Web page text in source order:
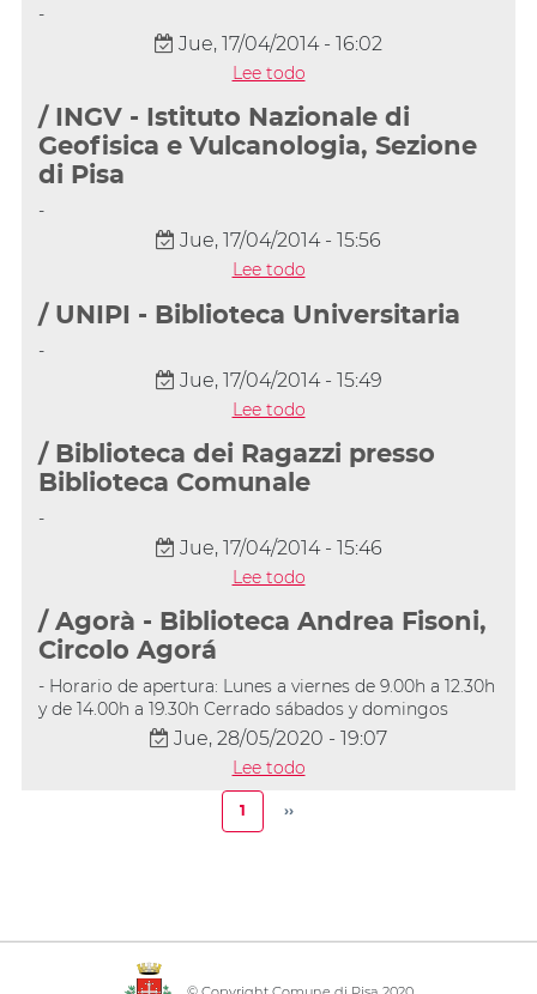
-
Jue, 17/04/2014 - 16:02
Lee todo
/ INGV - Istituto Nazionale di
Geofisica e Vulcanologia, Sezione
di Pisa
-
Jue, 17/04/2014 - 15:56
Lee todo
/ UNIPI - Biblioteca Universitaria
-
Jue, 17/04/2014 - 15:49
Lee todo
/ Biblioteca dei Ragazzi presso
Biblioteca Comunale
-
Jue, 17/04/2014 - 15:46
Lee todo
/ Agorà - Biblioteca Andrea Fisoni,
Circolo Agorá
- Horario de apertura: Lunes a viernes de 9.00h a 12.30h
y de 14.00h a 19.30h Cerrado sábados y domingos
Jue, 28/05/2020 - 19:07
Lee todo
Paginación
Página
actual
1
Siguiente
››